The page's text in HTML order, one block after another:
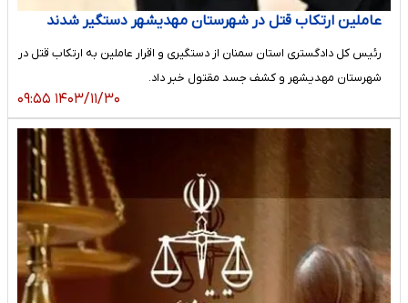
عاملین ارتکاب قتل در شهرستان مهدیشهر دستگیر شدند
رئیس کل دادگستری استان سمنان از دستگیری و اقرار عاملین به ارتکاب قتل در
شهرستان مهدیشهر و کشف جسد مقتول خبر داد.
۱۴۰۳/۱۱/۳۰ ۰۹:۵۵